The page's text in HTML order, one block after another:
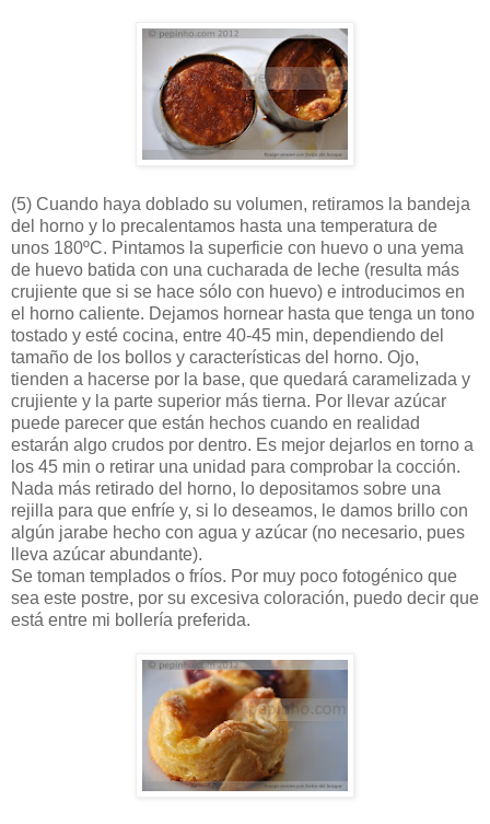
(5) Cuando haya doblado su volumen, retiramos la bandeja
del horno y lo precalentamos hasta una temperatura de
unos 180ºC. Pintamos la superficie con huevo o una yema
de huevo batida con una cucharada de leche (resulta más
crujiente que si se hace sólo con huevo) e introducimos en
el horno caliente. Dejamos hornear hasta que tenga un tono
tostado y esté cocina, entre 40-45 min, dependiendo del
tamaño de los bollos y características del horno. Ojo,
tienden a hacerse por la base, que quedará caramelizada y
crujiente y la parte superior más tierna. Por llevar azúcar
puede parecer que están hechos cuando en realidad
estarán algo crudos por dentro. Es mejor dejarlos en torno a
los 45 min o retirar una unidad para comprobar la cocción.
Nada más retirado del horno, lo depositamos sobre una
rejilla para que enfríe y, si lo deseamos, le damos brillo con
algún jarabe hecho con agua y azúcar (no necesario, pues
lleva azúcar abundante).
Se toman templados o fríos. Por muy poco fotogénico que
sea este postre, por su excesiva coloración, puedo decir que
está entre mi bollería preferida.